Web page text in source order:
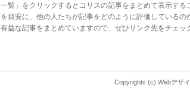
一覧」をクリックするとコリスの記事をまとめて表示す
を目安に、他の人たちが記事をどのように評価している
有益な記事をまとめていますので、ぜひリンク先をチェッ
Copyrights (c) Webデザ